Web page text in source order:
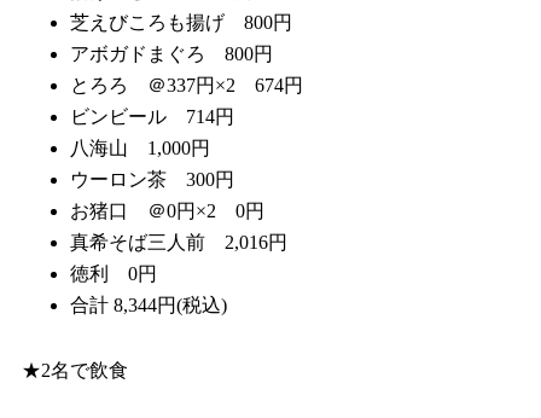
芝えびころも揚げ 800円
アボガドまぐろ 800円
とろろ ＠337円×2 674円
ビンビール 714円
八海山 1,000円
ウーロン茶 300円
お猪口 ＠0円×2 0円
真希そば三人前 2,016円
徳利 0円
合計 8,344円(税込)
★2名で飲食